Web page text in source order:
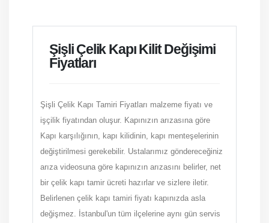
Şişli Çelik Kapı Kilit Değişimi
Fiyatları
Şişli Çelik Kapı Tamiri Fiyatları malzeme fiyatı ve
işçilik fiyatından oluşur. Kapınızın arızasına göre
Kapı karşılığının, kapı kilidinin, kapı menteşelerinin
değiştirilmesi gerekebilir. Ustalarımız göndereceğiniz
arıza videosuna göre kapınızın arızasını belirler, net
bir çelik kapı tamir ücreti hazırlar ve sizlere iletir.
Belirlenen çelik kapı tamiri fiyatı kapınızda asla
değişmez. İstanbul'un tüm ilçelerine aynı gün servis